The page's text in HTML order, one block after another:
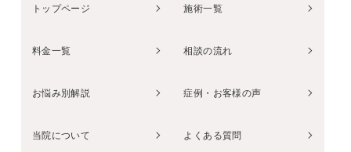
トップページ 施術一覧
料金一覧 相談の流れ
お悩み別解説 症例・お客様の声
当院について よくある質問